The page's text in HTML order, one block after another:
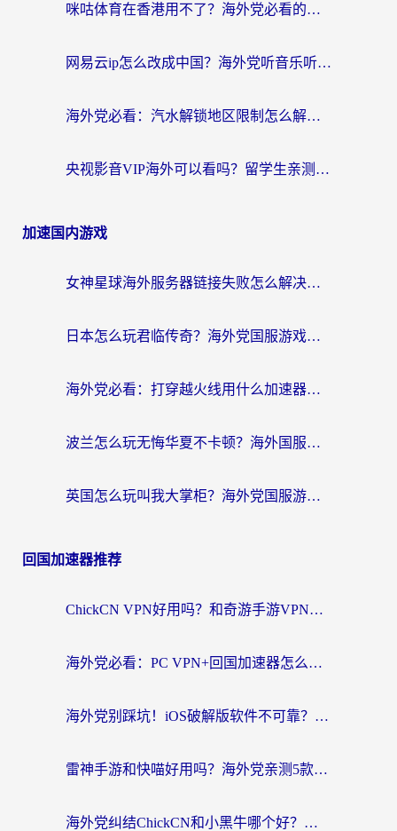
咪咕体育在香港用不了？海外党必看的回国加速器选择指南（附3个真实场景解决方案）
网易云ip怎么改成中国？海外党听音乐听书的无痛解决方案
海外党必看：汽水解锁地区限制怎么解除？3招解决国内影音&生活服务难题
央视影音VIP海外可以看吗？留学生亲测有效的回国加速器选择指南
加速国内游戏
女神星球海外服务器链接失败怎么解决？海外党国服游戏加速避坑指南
日本怎么玩君临传奇？海外党国服游戏加速避坑指南（附菲律宾欧洲玩家实测）
海外党必看：打穿越火线用什么加速器？解决延迟卡顿，还能玩奇妙拼图世界和第五人格
波兰怎么玩无悔华夏不卡顿？海外国服游戏加速器终极指南（附征途2萤火突击解决方案）
英国怎么玩叫我大掌柜？海外党国服游戏加速避坑指南（附实测推荐）
回国加速器推荐
ChickCN VPN好用吗？和奇游手游VPN对比哪个回国效果更好？海外党亲测实用指南
海外党必看：PC VPN+回国加速器怎么选？无缝访问国内资源全攻略
海外党别踩坑！iOS破解版软件不可靠？教你选对回国加速器无缝看国内资源
雷神手游和快喵好用吗？海外党亲测5款回国加速器，附斧牛Bling对比+微信视频号解决办法
海外党纠结ChickCN和小黑牛哪个好？一篇帮你选对回国加速器的实用指南